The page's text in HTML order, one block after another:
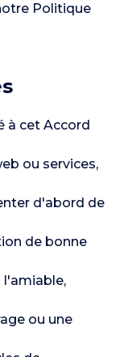
Politique
à cet Accord
ou services,
d'abord de
de bonne
l'amiable,
ou une